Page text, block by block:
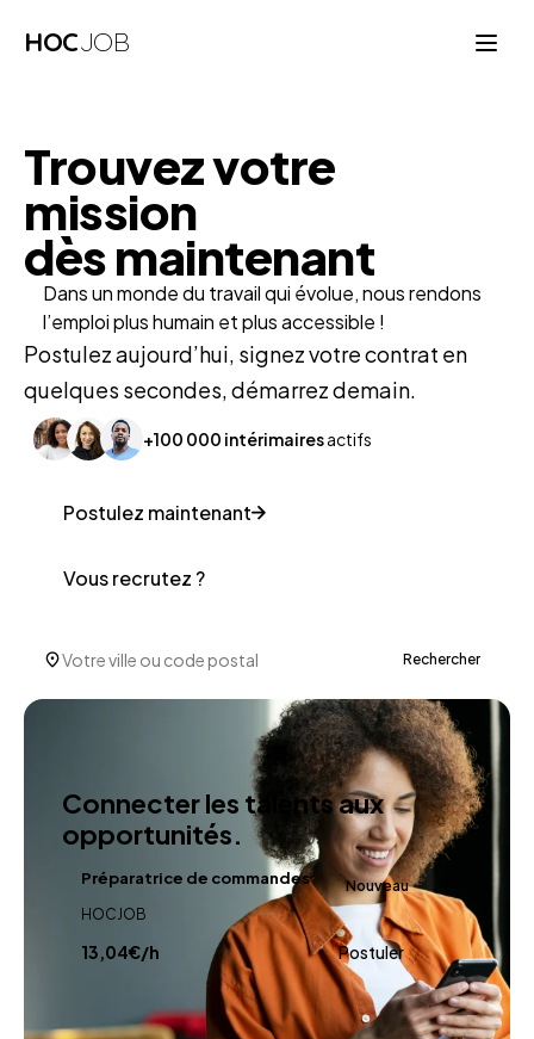
HOCJOB
Trouvez votre
mission
dès maintenant
Dans un monde du travail qui évolue, nous rendons
l’emploi plus humain et plus accessible !
Postulez aujourd’hui, signez votre contrat en
quelques secondes, démarrez demain.
+100 000 intérimairesactifs
Postulez maintenant
Vous recrutez ?
Rechercher
Connecter les talents aux
opportunités.
Préparatrice de commandes
Nouveau
HOCJOB
13,04€/h Postuler